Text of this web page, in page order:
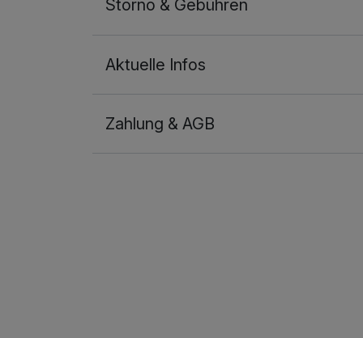
Storno & Gebühren
Aktuelle Infos
Zahlung & AGB